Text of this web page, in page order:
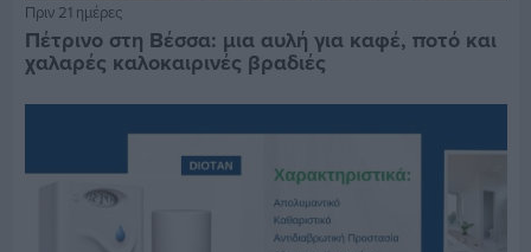
Πριν 21 ημέρες
Πέτρινο στη Βέσσα: μια αυλή για καφέ, ποτό και
χαλαρές καλοκαιρινές βραδιές